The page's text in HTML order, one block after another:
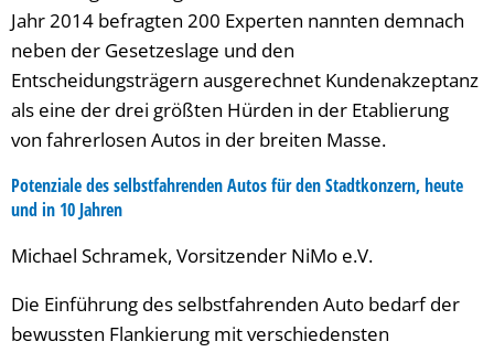
Jahr 2014 befragten 200 Experten nannten demnach
neben der Gesetzeslage und den
Entscheidungsträgern ausgerechnet Kundenakzeptanz
als eine der drei größten Hürden in der Etablierung
von fahrerlosen Autos in der breiten Masse.
Potenziale des selbstfahrenden Autos für den Stadtkonzern, heute
und in 10 Jahren
Michael Schramek, Vorsitzender NiMo e.V.
Die Einführung des selbstfahrenden Auto bedarf der
bewussten Flankierung mit verschiedensten